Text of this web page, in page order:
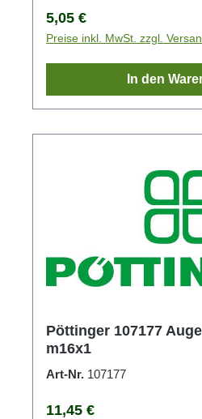
Regulärer Preis:
5,05 €
Preise inkl. MwSt. zzgl.
In den
Pöttinger 107177
m16x1
Art-Nr. 107177
Regulärer Preis:
11,45 €